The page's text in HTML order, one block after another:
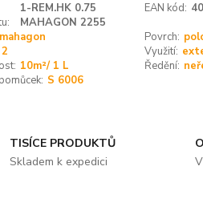
1-REM.HK 0.75
MAHAGON 2255
EAN kód:
Povrch:
2
Využití:
10m²/ 1 L Ředění:
S 6006
TISÍCE PRODUKTŮ
Skladem k expedici